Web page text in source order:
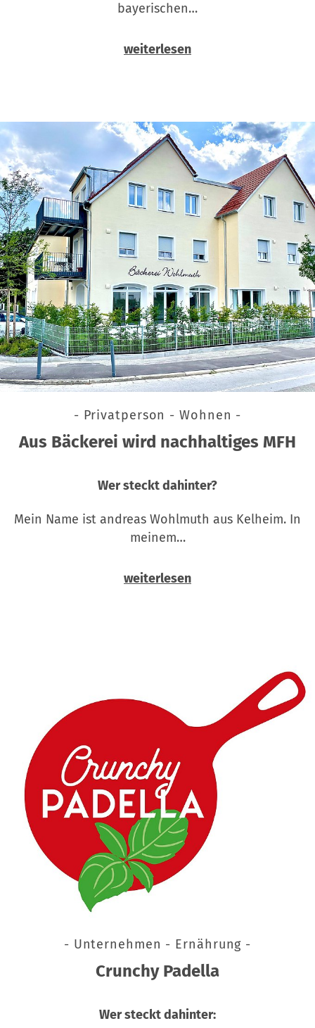
bayerischen…
weiterlesen
- Privatperson - Wohnen -
Aus Bäckerei wird nachhaltiges MFH
Wer steckt dahinter?
Mein Name ist andreas Wohlmuth aus Kelheim. In
meinem…
weiterlesen
- Unternehmen - Ernährung -
Crunchy Padella
Wer steckt dahinter: